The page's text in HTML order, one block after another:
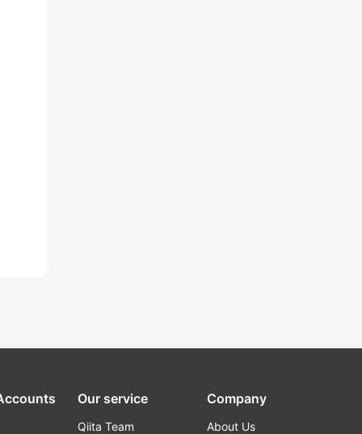
Our service
Qiita Team
Company
About Us